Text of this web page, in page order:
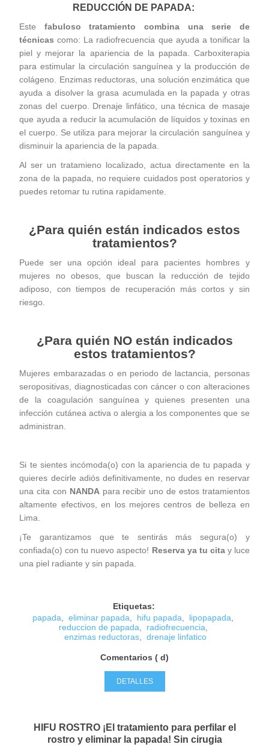
REDUCCIÓN DE PAPADA:
Este fabuloso tratamiento combina una serie de
técnicas como: La radiofrecuencia que ayuda a tonificar la
piel y mejorar la apariencia de la papada. Carboxiterapia
para estimular la circulación sanguínea y la producción de
colágeno. Enzimas reductoras, una solución enzimática que
ayuda a disolver la grasa acumulada en la papada y otras
zonas del cuerpo. Drenaje linfático, una técnica de masaje
que ayuda a reducir la acumulación de líquidos y toxinas en
el cuerpo. Se utiliza para mejorar la circulación sanguínea y
disminuir la apariencia de la papada.
Al ser un tratamieno localizado, actua directamente en la
zona de la papada, no requiere cuidados post operatorios y
puedes retomar tu rutina rapidamente.
¿Para quién están indicados estos
tratamientos?
Puede ser una opción ideal para pacientes hombres y
mujeres no obesos, que buscan la reducción de tejido
adiposo, con tiempos de recuperación más cortos y sin
riesgo.
¿Para quién NO están indicados
estos tratamientos?
Mujeres embarazadas o en periodo de lactancia, personas
seropositivas, diagnosticadas con cáncer o con alteraciones
de la coagulación sanguínea y quienes presenten una
infección cutánea activa o alergia a los componentes que se
administran.
Si te sientes incómoda(o) con la apariencia de tu papada y
quieres decirle adiós definitivamente, no dudes en reservar
una cita con NANDA para recibir uno de estos tratamientos
altamente efectivos, en los mejores centros de belleza en
Lima.
¡Te garantizamos que te sentirás más segura(o) y
confiada(o) con tu nuevo aspecto! Reserva ya tu citay luce
una piel radiante y sin papada.
Etiquetas:
papada
eliminar papada hifu papada lipopapada
reduccion de papada
radiofrecuencia
enzimas reductoras
drenaje linfatico
Comentarios ( d)
DETALLES
HIFU ROSTRO ¡El tratamiento para perfilar el
rostro y eliminar la papada! Sin cirugia